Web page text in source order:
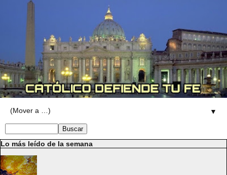
▼
Lo más leído de la semana